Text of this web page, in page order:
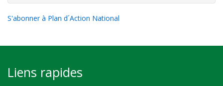
S'abonner à Plan d´Action National
Liens rapides